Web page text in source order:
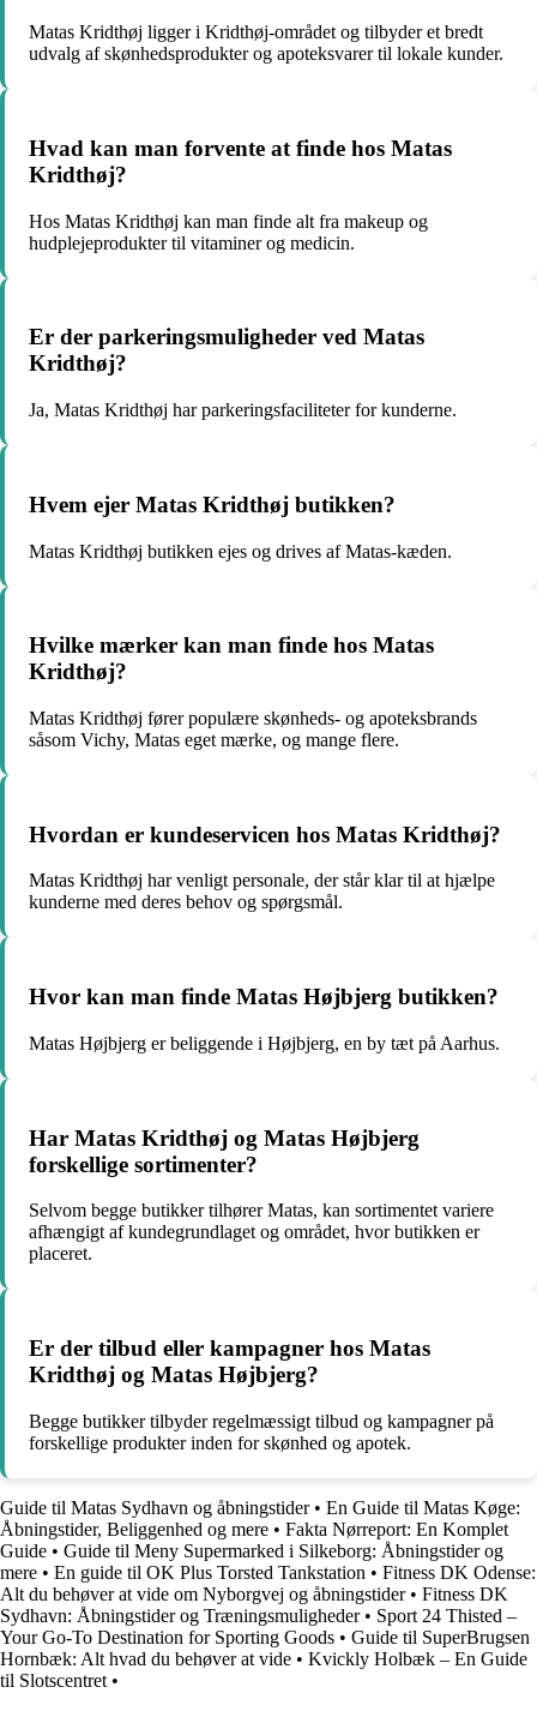
Matas Kridthøj ligger i Kridthøj-området og tilbyder et bredt
udvalg af skønhedsprodukter og apoteksvarer til lokale kunder.
Hvad kan man forvente at finde hos Matas
Kridthøj?
Hos Matas Kridthøj kan man finde alt fra makeup og
hudplejeprodukter til vitaminer og medicin.
Er der parkeringsmuligheder ved Matas
Kridthøj?
Ja, Matas Kridthøj har parkeringsfaciliteter for kunderne.
Hvem ejer Matas Kridthøj butikken?
Matas Kridthøj butikken ejes og drives af Matas-kæden.
Hvilke mærker kan man finde hos Matas
Kridthøj?
Matas Kridthøj fører populære skønheds- og apoteksbrands
såsom Vichy, Matas eget mærke, og mange flere.
Hvordan er kundeservicen hos Matas Kridthøj?
Matas Kridthøj har venligt personale, der står klar til at hjælpe
kunderne med deres behov og spørgsmål.
Hvor kan man finde Matas Højbjerg butikken?
Matas Højbjerg er beliggende i Højbjerg, en by tæt på Aarhus.
Har Matas Kridthøj og Matas Højbjerg
forskellige sortimenter?
Selvom begge butikker tilhører Matas, kan sortimentet variere
afhængigt af kundegrundlaget og området, hvor butikken er
placeret.
Er der tilbud eller kampagner hos Matas
Kridthøj og Matas Højbjerg?
Begge butikker tilbyder regelmæssigt tilbud og kampagner på
forskellige produkter inden for skønhed og apotek.
Guide til Matas Sydhavn og åbningstider• En Guide til Matas Køge:
Åbningstider, Beliggenhed og mere • Fakta Nørreport: En Komplet
Guide • Guide til Meny Supermarked i Silkeborg: Åbningstider og
mere • En guide til OK Plus Torsted Tankstation • Fitness DK Odense:
Alt du behøver at vide om Nyborgvej og åbningstider• Fitness DK
Sydhavn: Åbningstider og Træningsmuligheder• Sport 24 Thisted –
Your Go-To Destination for Sporting Goods • Guide til SuperBrugsen
Hornbæk: Alt hvad du behøver at vide • Kvickly Holbæk – En Guide
til Slotscentret •